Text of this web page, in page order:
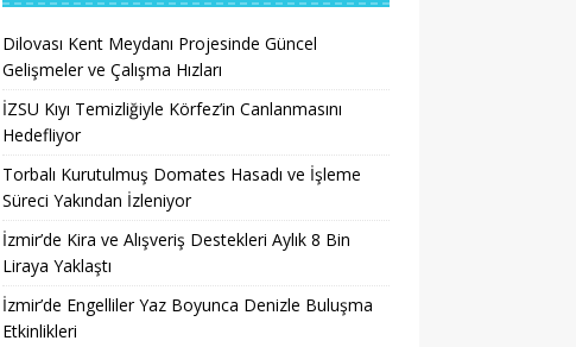
Dilovası Kent Meydanı Projesinde Güncel
Gelişmeler ve Çalışma Hızları
İZSU Kıyı Temizliğiyle Körfez’in Canlanmasını
Hedefliyor
Torbalı Kurutulmuş Domates Hasadı ve İşleme
Süreci Yakından İzleniyor
İzmir’de Kira ve Alışveriş Destekleri Aylık 8 Bin
Liraya Yaklaştı
İzmir’de Engelliler Yaz Boyunca Denizle Buluşma
Etkinlikleri